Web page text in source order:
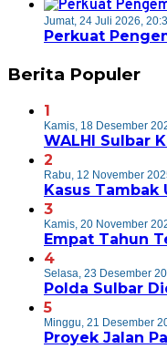
Jumat, 24 Juli 2026,
Perkuat
Berita Populer
1
Kamis, 18 Desember
WALHI Sulbar
2
Rabu, 12 November
Kasus Tambak
3
Kamis, 20 November
Empat Tahun
4
Selasa, 23 Desember
Polda Sulbar
5
Minggu, 21 Desember
Proyek Jalan